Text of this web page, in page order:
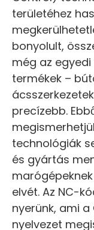
területéhez
bonyolult,
még az
termékek –
precízebb.
technológiák
és gyártás
elvét. Az NC-
nyerünk, ami
nyelvezet